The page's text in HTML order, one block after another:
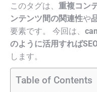
このタグは、 重複コン
ンテンツ間の関連性や
要素です。 今回は、
のように活用すれば
します。
Table of Contents